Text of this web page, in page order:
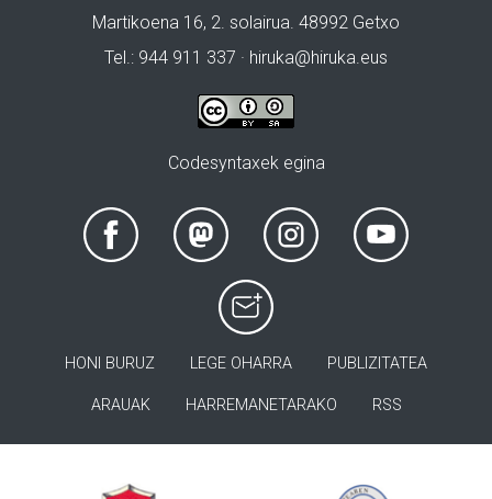
Martikoena 16, 2. solairua. 48992 Getxo
Tel.: 944 911 337 · hiruka@hiruka.eus
Codesyntaxek egina
HONI BURUZ LEGE OHARRA PUBLIZITATEA
ARAUAK HARREMANETARAKO RSS